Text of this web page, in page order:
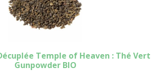
Temple of Heaven : Thé Vert
Gunpowder BIO